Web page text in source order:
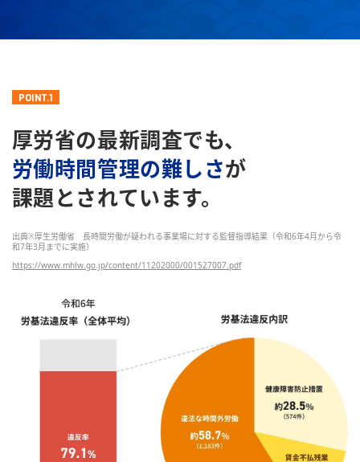
POINT.1
厚労省の最新調査でも、
労働時間管理の難しさが
課題とされています。
出典※厚生労働省 長時間労働が疑われる事業場に対する監督指導結果（令和6年4月から令
和7年3月までに実施）
https://www.mhlw.go.jp/content/11202000/001527007.pdf